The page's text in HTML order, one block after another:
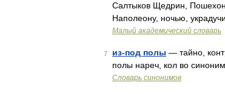
Салтыков Щедрин,
Наполеону, ночью,
Малый академический словарь
7 из-под полы — тайно,
полы нареч, кол во
Словарь синонимов